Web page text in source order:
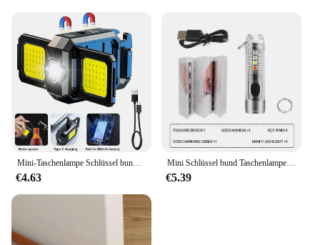
Mini-Taschenlampe Schlüssel bund Licht Cob Arbeits licht USB wiederauf ladbare Lampe mit 90 ° faltbaren Seiten lichtern super helle tragbare Laternen
€4.63
Mini Schlüssel bund Taschenlampe Typ C Schnell ladung IP66 wasserdichte Taschenlampe mit Magnet Multifunktion warnung Camping Taschenlampe
€5.39